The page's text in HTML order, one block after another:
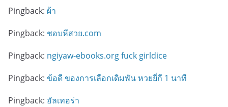
Pingback: ผ้า
Pingback: ชอบหีสวย.com
Pingback: ngiyaw-ebooks.org fuck girldice
Pingback: ข้อดี ของการเลือกเดิมพัน หวยยี่กี 1 นาที
Pingback: อัลเทอร่า